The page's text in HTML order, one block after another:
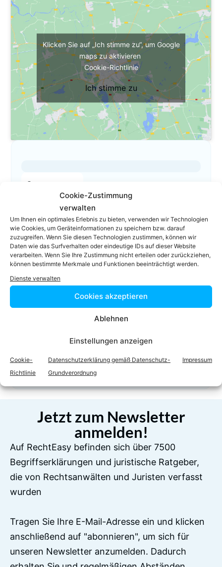
Cookie-Zustimmung
verwalten
Um Ihnen ein optimales Erlebnis zu bieten, verwenden wir Technologien
wie Cookies, um Geräteinformationen zu speichern bzw. darauf
zuzugreifen. Wenn Sie diesen Technologien zustimmen, können wir
Daten wie das Surfverhalten oder eindeutige IDs auf dieser Website
verarbeiten. Wenn Sie Ihre Zustimmung nicht erteilen oder zurückziehen,
können bestimmte Merkmale und Funktionen beeinträchtigt werden.
Dienste verwalten
Cookies akzeptieren
Ablehnen
Einstellungen anzeigen
Cookie-
Richtlinie
Datenschutzerklärung gemäß Datenschutz-
Grundverordnung
Impressum
Klicken Sie auf „Ich stimme zu“, um Google
maps zu aktivieren
Cookie-Richtlinie
Ich stimme zu
01 533 66 75 15
office@ra-ersoy.at
Homepage
Facebook Twitter
LinkedIn WhatsApp
Jetzt zum Newsletter
anmelden!
Auf RechtEasy befinden sich über 7500
Begriffserklärungen und juristische Ratgeber,
die von Rechtsanwälten und Juristen verfasst
wurden
Tragen Sie Ihre E-Mail-Adresse ein und klicken
anschließend auf "abonnieren", um sich für
unseren Newsletter anzumelden. Dadurch